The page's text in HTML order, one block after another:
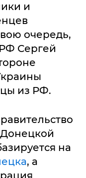
и
очередь,
Сергей
из РФ.
на
, а